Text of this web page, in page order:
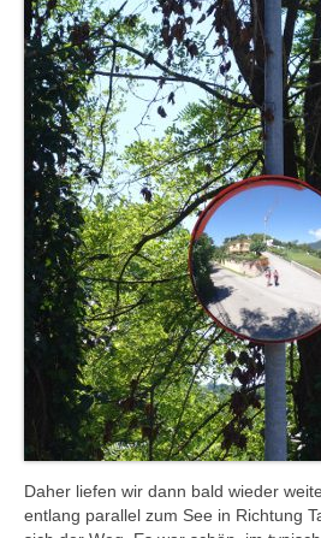
Daher liefen wir dann bald wieder
entlang parallel zum See in Richtung